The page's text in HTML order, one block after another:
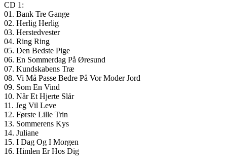
CD 1:
01. Bank Tre Gange
02. Herlig Herlig
03. Herstedvester
04. Ring Ring
05. Den Bedste Pige
06. En Sommerdag På Øresund
07. Kundskabens Træ
08. Vi Må Passe Bedre På Vor Moder Jord
09. Som En Vind
10. Når Et Hjerte Slår
11. Jeg Vil Leve
12. Første Lille Trin
13. Sommerens Kys
14. Juliane
15. I Dag Og I Morgen
16. Himlen Er Hos Dig